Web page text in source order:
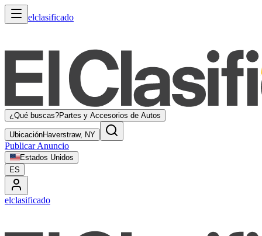
elclasificado
¿Qué buscas?Partes y Accesorios de Autos
UbicaciónHaverstraw, NY
Publicar Anuncio
Estados Unidos
ES
elclasificado